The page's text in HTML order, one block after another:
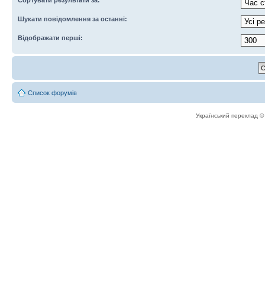
Шукати повідомлення за останні:
Відображати перші:
Список форумів
Український переклад